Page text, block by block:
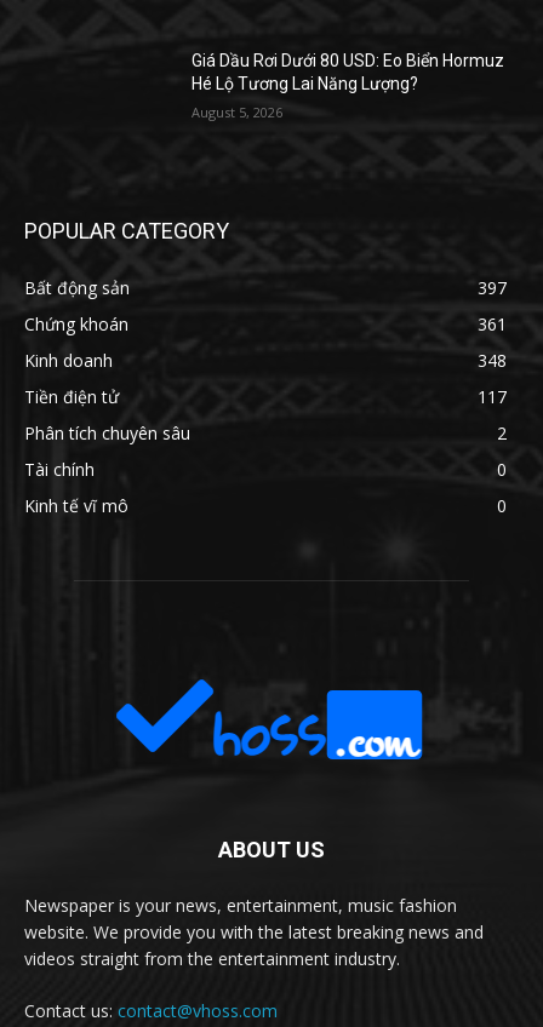
Giá Dầu Rơi Dưới 80 USD: Eo Biển Hormuz
Hé Lộ Tương Lai Năng Lượng?
August 5, 2026
POPULAR CATEGORY
Bất động sản
397
Chứng khoán
361
Kinh doanh
348
Tiền điện tử
117
Phân tích chuyên sâu
2
Tài chính
0
Kinh tế vĩ mô
0
ABOUT US
Newspaper is your news, entertainment, music fashion
website. We provide you with the latest breaking news and
videos straight from the entertainment industry.
Contact us: contact@vhoss.com